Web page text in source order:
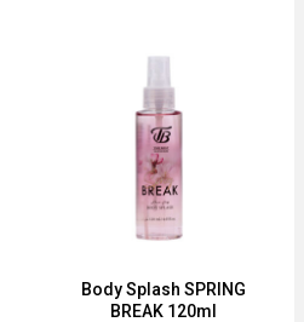
Body Splash SPRING
BREAK 120ml